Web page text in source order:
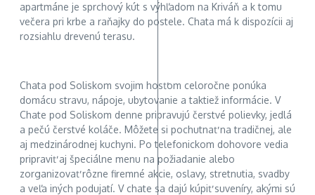
apartmáne je sprchový kút s výhľadom na Kriváň a k tomu
večera pri krbe a raňajky do postele. Chata má k dispozícii aj
rozsiahlu drevenú terasu.
Chata pod Soliskom svojim hosťom celoročne ponúka
domácu stravu, nápoje, ubytovanie a taktiež informácie. V
Chate pod Soliskom denne pripravujú čerstvé polievky, jedlá
a pečú čerstvé koláče. Môžete si pochutnať na tradičnej, ale
aj medzinárodnej kuchyni. Po telefonickom dohovore vedia
pripraviť aj špeciálne menu na požiadanie alebo
zorganizovať rôzne firemné akcie, oslavy, stretnutia, svadby
a veľa iných podujatí. V chate sa dajú kúpiť suveníry, akými sú